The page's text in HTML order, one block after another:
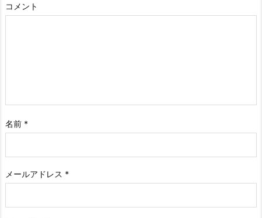
コメント
名前 *
メールアドレス *